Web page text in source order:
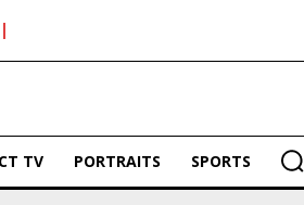
TV PORTRAITS SPORTS